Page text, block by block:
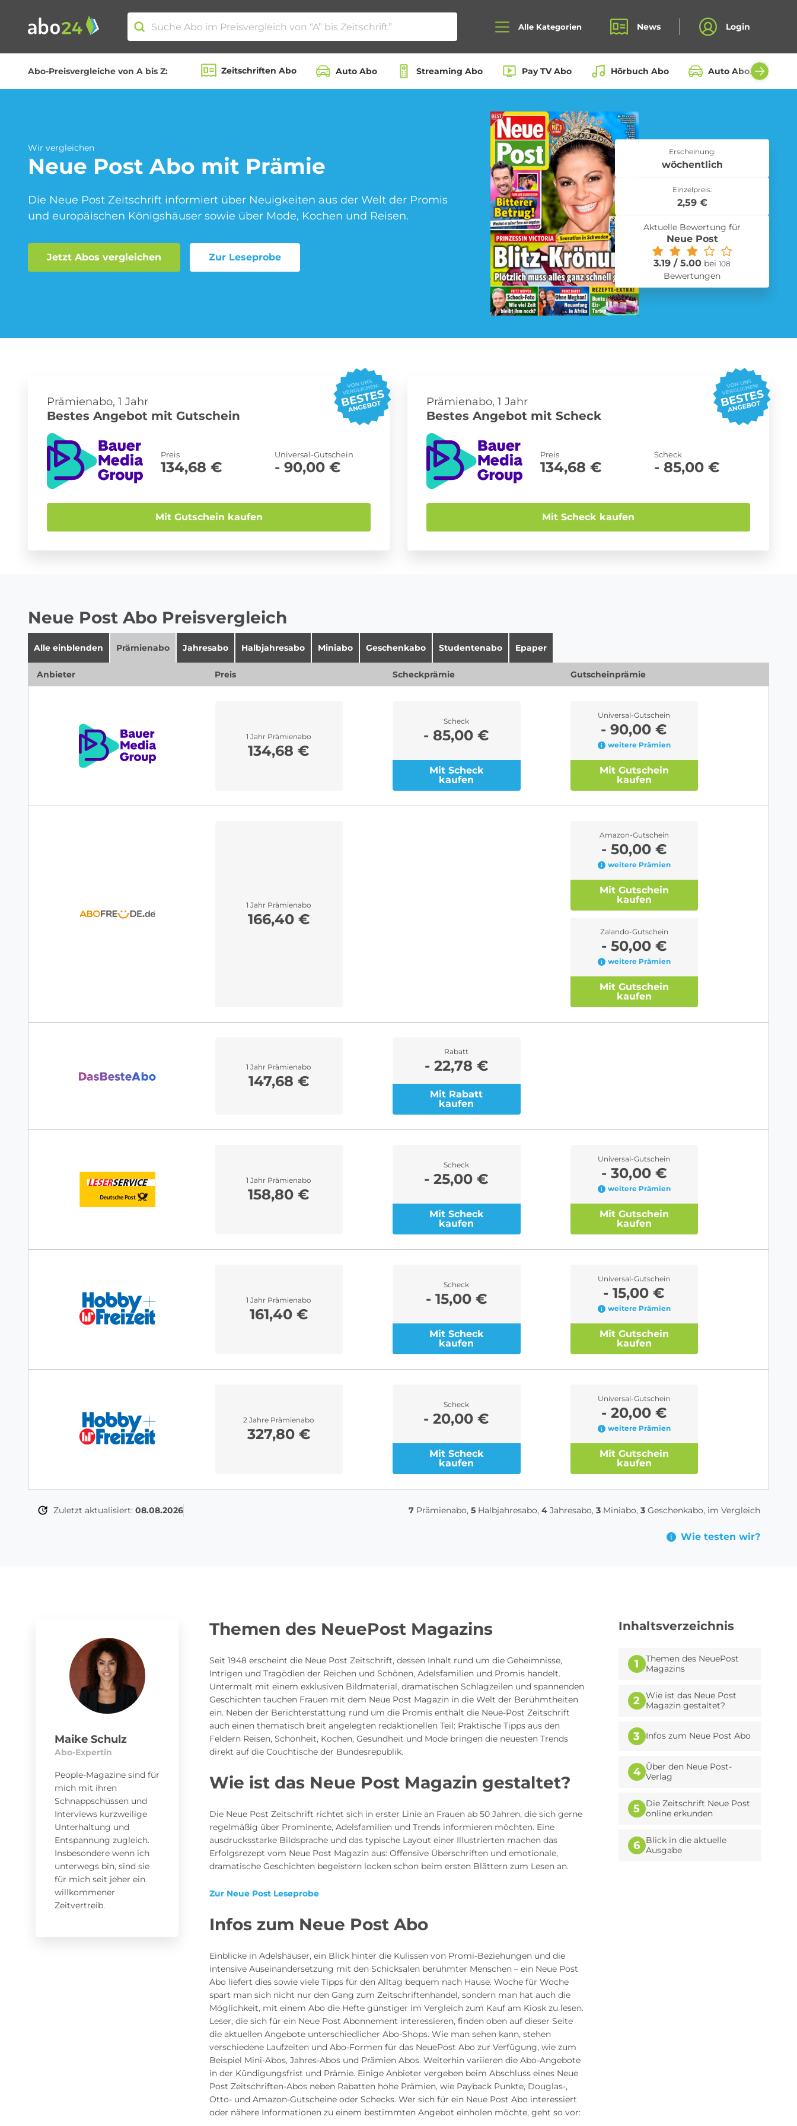
Alle Kategorien News Login
Abo-Preisvergleiche von A bis Z: Zeitschriften Abo Auto Abo Streaming Abo Pay TV Abo Hörbuch Abo Auto Abos aller
Abo-Kategorien
Beauty Box Abo
Blumen Abo Dating App Abo eBook Abo Fahrrad Abo
Fitness Abo Kino Abo Kochbox Abo
Sprachlern App Abo Streaming Abo Süßigkeiten Abo Zeitschriften Abo
Wir vergleichen
Neue Post Abo mit Prämie
Die Neue Post Zeitschrift informiert über Neuigkeiten aus der Welt der Promis
und europäischen Königshäuser sowie über Mode, Kochen und Reisen.
Jetzt Abos vergleichen Zur Leseprobe
Erscheinung:
wöchentlich
Einzelpreis:
2,59 €
Aktuelle Bewertung für
Neue Post
3.19 / 5.00 bei 108
Bewertungen
Prämienabo, 1 Jahr
Bestes Angebot mit Gutschein
Preis
134,68 €
Universal-Gutschein
- 90,00 €
Mit Gutschein kaufen
Prämienabo, 1 Jahr
Bestes Angebot mit Scheck
Preis
134,68 €
Scheck
- 85,00 €
Mit Scheck kaufen
Neue Post Abo Preisvergleich
Alle einblenden Prämienabo Jahresabo Halbjahresabo Miniabo Geschenkabo Studentenabo Epaper
Anbieter Preis Scheckprämie Gutscheinprämie
1 Jahr Prämienabo
134,68 €
Scheck
- 85,00 €
Mit Scheck
kaufen
Universal-Gutschein
- 90,00 €
weitere Prämien
Mit Gutschein
kaufen
1 Jahr Prämienabo
166,40 €
Amazon-Gutschein
- 50,00 €
weitere Prämien
Mit Gutschein
kaufen
Zalando-Gutschein
- 50,00 €
weitere Prämien
Mit Gutschein
kaufen
1 Jahr Prämienabo
147,68 €
Rabatt
- 22,78 €
Mit Rabatt
kaufen
1 Jahr Prämienabo
158,80 €
Scheck
- 25,00 €
Mit Scheck
kaufen
Universal-Gutschein
- 30,00 €
weitere Prämien
Mit Gutschein
kaufen
1 Jahr Prämienabo
161,40 €
Scheck
- 15,00 €
Mit Scheck
kaufen
Universal-Gutschein
- 15,00 €
weitere Prämien
Mit Gutschein
kaufen
2 Jahre Prämienabo
327,80 €
Scheck
- 20,00 €
Mit Scheck
kaufen
Universal-Gutschein
- 20,00 €
weitere Prämien
Mit Gutschein
kaufen
Zuletzt aktualisiert: 08.08.2026 7 Prämienabo, 5 Halbjahresabo, 4 Jahresabo, 3 Miniabo, 3 Geschenkabo, im Vergleich
Wie testen wir?
Maike Schulz
Abo-Expertin
People-Magazine sind für
mich mit ihren
Schnappschüssen und
Interviews kurzweilige
Unterhaltung und
Entspannung zugleich.
Insbesondere wenn ich
unterwegs bin, sind sie
für mich seit jeher ein
willkommener
Zeitvertreib.
Themen des NeuePost Magazins
Seit 1948 erscheint die Neue Post Zeitschrift, dessen Inhalt rund um die Geheimnisse,
Intrigen und Tragödien der Reichen und Schönen, Adelsfamilien und Promis handelt.
Untermalt mit einem exklusiven Bildmaterial, dramatischen Schlagzeilen und spannenden
Geschichten tauchen Frauen mit dem Neue Post Magazin in die Welt der Berühmtheiten
ein. Neben der Berichterstattung rund um die Promis enthält die Neue-Post Zeitschrift
auch einen thematisch breit angelegten redaktionellen Teil: Praktische Tipps aus den
Feldern Reisen, Schönheit, Kochen, Gesundheit und Mode bringen die neuesten Trends
direkt auf die Couchtische der Bundesrepublik.
Wie ist das Neue Post Magazin gestaltet?
Die Neue Post Zeitschrift richtet sich in erster Linie an Frauen ab 50 Jahren, die sich gerne
regelmäßig über Prominente, Adelsfamilien und Trends informieren möchten. Eine
ausdrucksstarke Bildsprache und das typische Layout einer Illustrierten machen das
Erfolgsrezept vom Neue Post Magazin aus: Offensive Überschriften und emotionale,
dramatische Geschichten begeistern locken schon beim ersten Blättern zum Lesen an.
Zur Neue Post Leseprobe
Infos zum Neue Post Abo
Einblicke in Adelshäuser, ein Blick hinter die Kulissen von Promi-Beziehungen und die
intensive Auseinandersetzung mit den Schicksalen berühmter Menschen – ein Neue Post
Abo liefert dies sowie viele Tipps für den Alltag bequem nach Hause. Woche für Woche
spart man sich nicht nur den Gang zum Zeitschriftenhandel, sondern man hat auch die
Möglichkeit, mit einem Abo die Hefte günstiger im Vergleich zum Kauf am Kiosk zu lesen.
Leser, die sich für ein Neue Post Abonnement interessieren, finden oben auf dieser Seite
die aktuellen Angebote unterschiedlicher Abo-Shops. Wie man sehen kann, stehen
verschiedene Laufzeiten und Abo-Formen für das NeuePost Abo zur Verfügung, wie zum
Beispiel Mini-Abos, Jahres-Abos und Prämien Abos. Weiterhin variieren die Abo-Angebote
in der Kündigungsfrist und Prämie. Einige Anbieter vergeben beim Abschluss eines Neue
Post Zeitschriften-Abos neben Rabatten hohe Prämien, wie Payback Punkte, Douglas-,
Otto- und Amazon-Gutscheine oder Schecks. Wer sich für ein Neue Post Abo interessiert
oder nähere Informationen zu einem bestimmten Angebot einholen möchte, geht so vor:
Inhaltsverzeichnis
1
Themen des NeuePost
Magazins
2 Wie ist das Neue Post
Magazin gestaltet?
3 Infos zum Neue Post Abo
4 Über den Neue Post-
Verlag
5 Die Zeitschrift Neue Post
online erkunden
6 Blick in die aktuelle
Ausgabe